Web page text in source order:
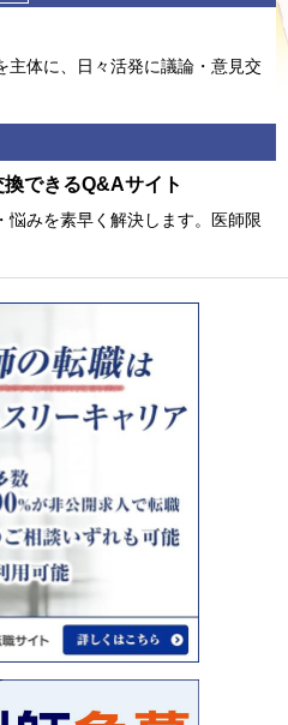
主体に、⽇々活発に議論・意⾒交
できるQ&Aサイト
悩みを素早く解決します。医師限